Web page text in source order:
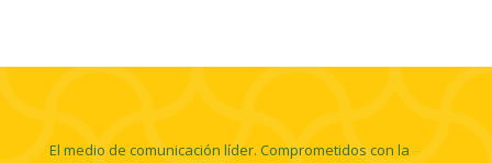
El medio de comunicación líder. Comprometidos con la